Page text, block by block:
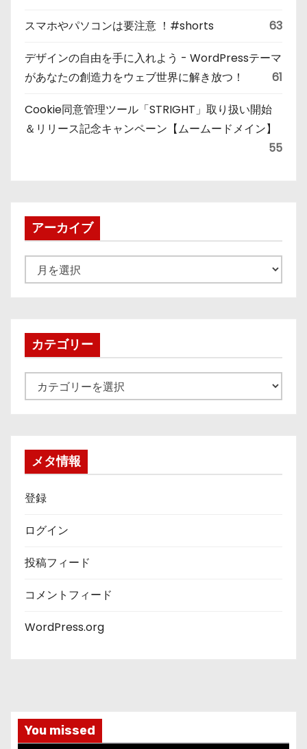
スマホやパソコンは要注意 ！#shorts 63
デザインの自由を手に入れよう - WordPressテーマ
があなたの創造力をウェブ世界に解き放つ！
61
Cookie同意管理ツール「STRIGHT」取り扱い開始
＆リリース記念キャンペーン【ムームードメイン】
55
アーカイブ
ー
ブカテゴリー
テ
メタ情報
登録
ログイン
投稿フィード
コメントフィード
WordPress.org
You missed